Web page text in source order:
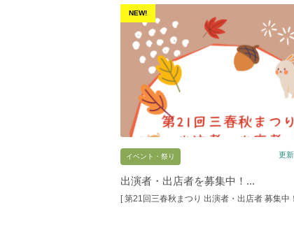
NEW!
イベント・祭り
出演者・出店者を募集中！...
[ 第21回三春秋まつり 出演者・出店者 募集中
更